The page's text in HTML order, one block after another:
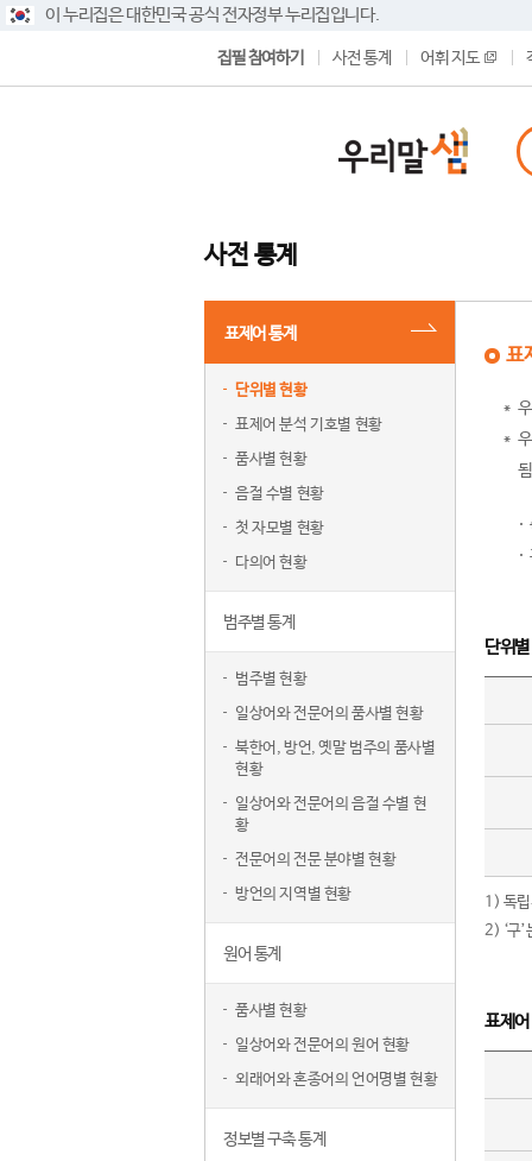
이 누리집은 대한민국 공식 전자정부 누리집입니다.
집필 참여하기 사전 통계 어휘 지도
사전 통계
표제어 통계
단위별 현황
표제어 분석 기호별 현황
품사별 현황
음절 수별 현황
첫 자모별 현황
다의어 현황
범주별 통계
범주별 현황
일상어와 전문어의 품사별 현황
북한어, 방언, 옛말 범주의 품사별
현황
일상어와 전문어의 음절 수별 현
황
전문어의 전문 분야별 현황
방언의 지역별 현황
원어 통계
품사별 현황
일상어와 전문어의 원어 현황
외래어와 혼종어의 언어명별 현황
정보별 구축 통계
표
단위
1) 독립
2) ‘구
표제